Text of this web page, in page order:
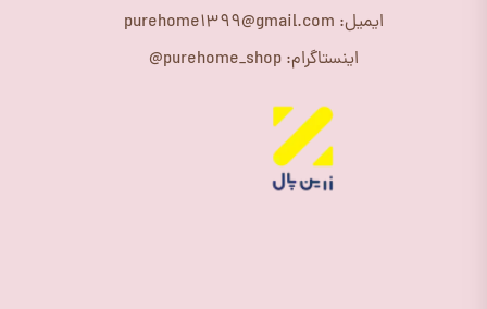
ایمیل: purehome1399@gmail.com
اینستاگرام: purehome_shop@